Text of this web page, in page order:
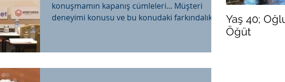
konuşmamın kapanış cümleleri... Müşteri
deneyimi konusu ve bu konudaki farkındalık
Yaş 40;
Öğüt